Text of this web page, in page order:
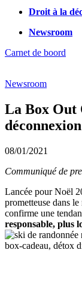
Droit à la
Newsroom
Carnet de boord
Newsroom
La Box Out
08/01/2021
Communiqué de
Lancée pour Noël
prometteuse dans
confirme une
responsable, plus